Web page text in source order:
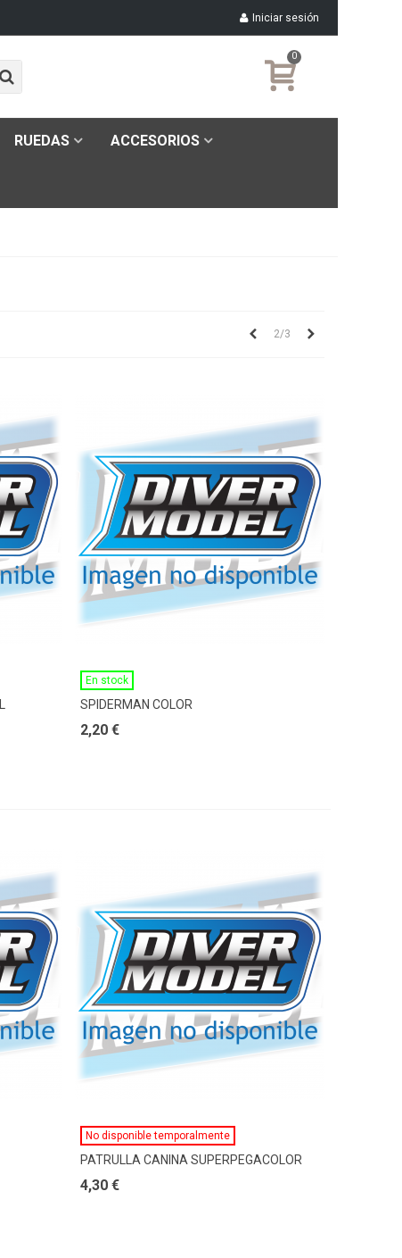
Iniciar sesión
0
RUEDAS ACCESORIOS
Anterior
2/3
En stock
SPIDERMAN COLOR
2,20 €
Ver Más
No disponible temporalmente
PATRULLA CANINA SUPERPEGACOLOR
4,30 €